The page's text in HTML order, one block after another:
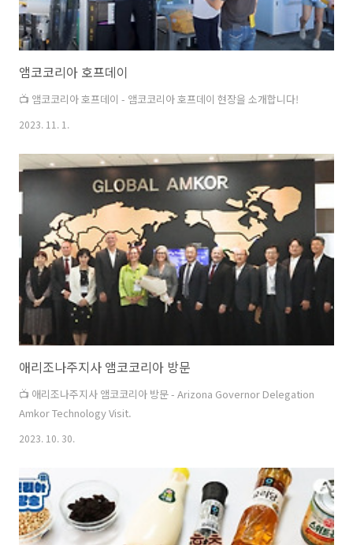
앰코코리아 호프데이
📺 앰코코리아 호프데이 - 앰코코리아 호프데이 현장을 소개합니다!
2023. 11. 1.
애리조나주지사 앰코코리아 방문
📺 애리조나주지사 앰코코리아 방문 - Arizona Governor Delegation
Amkor Technology Visit.
2023. 10. 30.